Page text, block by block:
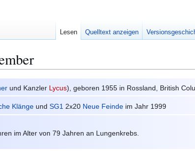
und Kanzler Lycus), geboren 1955 in Rossland, British
Klänge undSG1 2x20 Neue Feinde im Jahr 1999
im Alter von 79 Jahren an Lungenkrebs.
Lesen Quelltext anzeigen